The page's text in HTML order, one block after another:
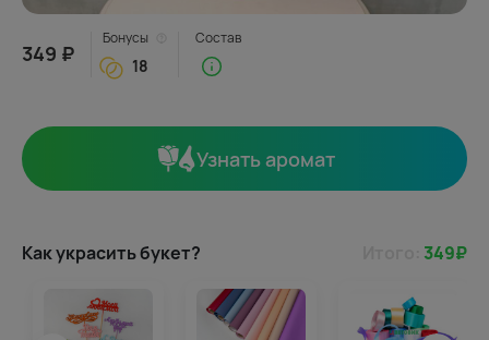
349 ₽
Бонусы
18
Состав
Узнать аромат
Как украсить букет? 349₽